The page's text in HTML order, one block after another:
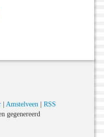
| Amstelveen
RSS
gegenereerd